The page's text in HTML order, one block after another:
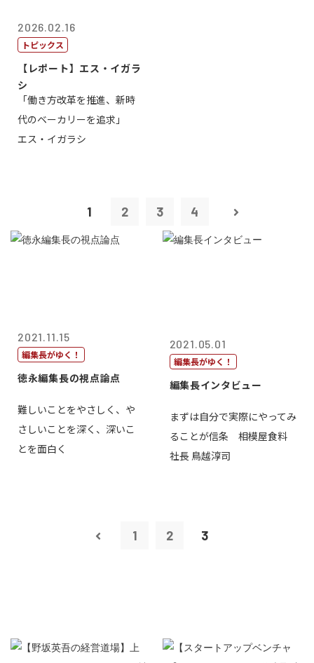
2026.02.16
トピックス
【レポート】エス・イガラ
シ
「働き方改革を推進、新時
代のベーカリーを追求」
エス・イガラシ
1 2 3 4
2021.11.15
編集長がゆく！
徳永編集長の視点論点
難しいことをやさしく、や
さしいことを深く、深いこ
とを面白く
2021.05.01
編集長がゆく！
編集長インタビュー
まずは自分で実際にやってみ
ることが信条 相模屋食料
社長 鳥越淳司
1 2 3